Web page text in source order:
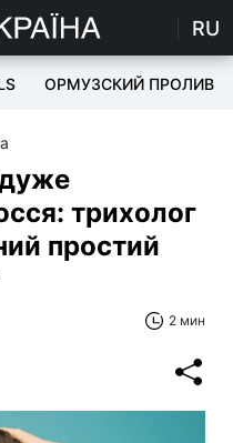
RU
ОРМУЗСКИЙ ПРОЛИВ
дуже
трихолог
простий
2 мин